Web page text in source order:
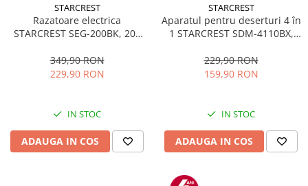
STARCREST
Razatoare electrica
STARCREST SEG-200BK, 200
349,90 RON
229,90 RON
IN STOC
ADAUGA IN COS
STARCREST
Aparatul pentru deserturi 4 în
1 STARCREST SDM-4110BX,
invelis ceramic pentru vafe,
nuci, gogosi si smile
229,90 RON
159,90 RON
IN STOC
ADAUGA IN COS